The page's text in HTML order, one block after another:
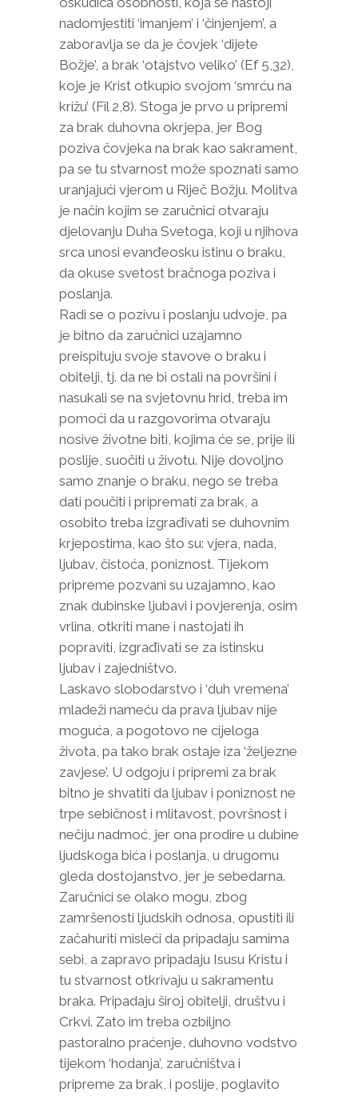
nadomjestiti ‘imanjem’ i ‘činjenjem’, a
zaboravlja se da je čovjek ‘dijete
Božje’, a brak ‘otajstvo veliko’ (Ef 5,32),
koje je Krist otkupio svojom ‘smrću na
križu’ (Fil 2,8). Stoga je prvo u pripremi
za brak duhovna okrjepa, jer Bog
poziva čovjeka na brak kao sakrament,
pa se tu stvarnost može spoznati samo
uranjajući vjerom u Riječ Božju. Molitva
je način kojim se zaručnici otvaraju
djelovanju Duha Svetoga, koji u njihova
srca unosi evanđeosku istinu o braku,
da okuse svetost bračnoga poziva i
poslanja.
Radi se o pozivu i poslanju udvoje, pa
je bitno da zaručnici uzajamno
preispituju svoje stavove o braku i
obitelji, tj. da ne bi ostali na površini i
nasukali se na svjetovnu hrid, treba im
pomoći da u razgovorima otvaraju
nosive životne biti, kojima će se, prije ili
poslije, suočiti u životu. Nije dovoljno
samo znanje o braku, nego se treba
dati poučiti i pripremati za brak, a
osobito treba izgrađivati se duhovnim
krjepostima, kao što su: vjera, nada,
ljubav, čistoća, poniznost. Tijekom
pripreme pozvani su uzajamno, kao
znak dubinske ljubavi i povjerenja, osim
vrlina, otkriti mane i nastojati ih
popraviti, izgrađivati se za istinsku
ljubav i zajedništvo.
Laskavo slobodarstvo i ‘duh vremena’
mladeži nameću da prava ljubav nije
moguća, a pogotovo ne cijeloga
života, pa tako brak ostaje iza ‘željezne
zavjese’. U odgoju i pripremi za brak
bitno je shvatiti da ljubav i poniznost ne
trpe sebičnost i mlitavost, površnost i
nečiju nadmoć, jer ona prodire u dubine
ljudskoga bića i poslanja, u drugomu
gleda dostojanstvo, jer je sebedarna.
Zaručnici se olako mogu, zbog
zamršenosti ljudskih odnosa, opustiti ili
začahuriti misleći da pripadaju samima
sebi, a zapravo pripadaju Isusu Kristu i
tu stvarnost otkrivaju u sakramentu
braka. Pripadaju široj obitelji, društvu i
Crkvi. Zato im treba ozbiljno
pastoralno praćenje, duhovno vodstvo
tijekom ‘hodanja’, zaručništva i
pripreme za brak, i poslije, poglavito